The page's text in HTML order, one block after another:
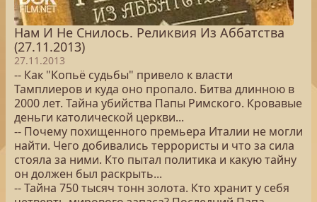
Нам И Не Снилось. Реликвия Из Аббатства
(27.11.2013)
27.11.2013
-- Как "Копьё судьбы" привело к власти
Тамплиеров и куда оно пропало. Битва длинною в
2000 лет. Тайна убийства Папы Римского. Кровавые
деньги католической церкви...
-- Почему похищенного премьера Италии не могли
найти. Чего добивались террористы и что за сила
стояла за ними. Кто пытал политика и какую тайну
он должен был раскрыть...
-- Тайна 750 тысяч тонн золота. Кто хранит у себя